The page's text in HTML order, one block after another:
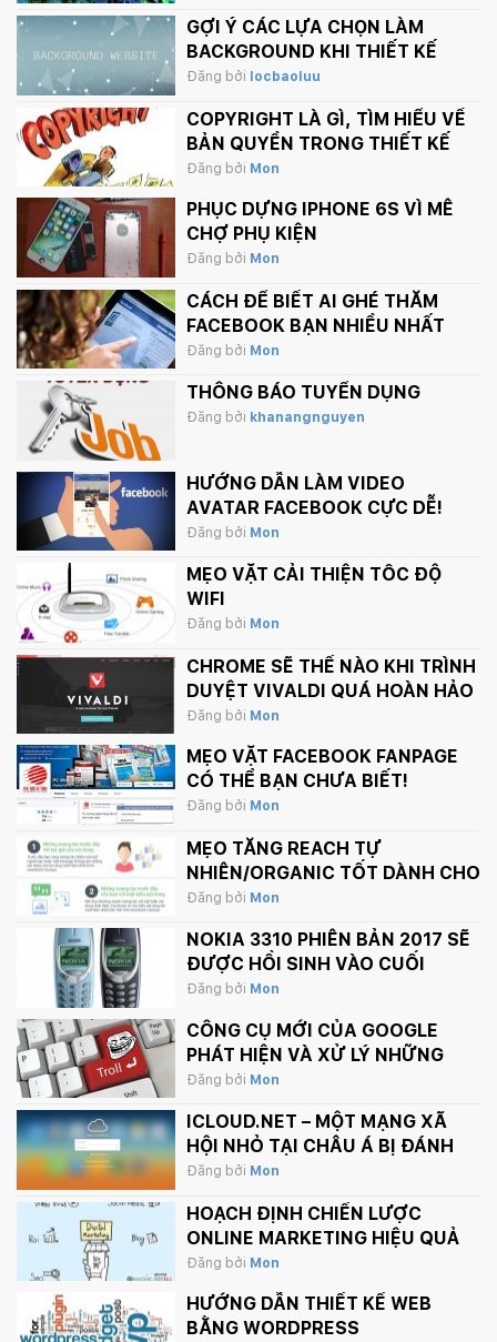
GỢI Ý CÁC LỰA CHỌN LÀM
BACKGROUND KHI THIẾT KẾ
WEBSITE
Đăng bởi locbaoluu
COPYRIGHT LÀ GÌ, TÌM HIỂU VỀ
BẢN QUYỀN TRONG THIẾT KẾ
Đăng bởi Mon
PHỤC DỰNG IPHONE 6S VÌ MÊ
CHỢ PHỤ KIỆN
Đăng bởi Mon
CÁCH ĐỂ BIẾT AI GHÉ THĂM
FACEBOOK BẠN NHIỀU NHẤT
Đăng bởi Mon
THÔNG BÁO TUYỂN DỤNG
Đăng bởi khanangnguyen
HƯỚNG DẪN LÀM VIDEO
AVATAR FACEBOOK CỰC DỄ!
Đăng bởi Mon
MẸO VẶT CẢI THIỆN TỐC ĐỘ
WIFI
Đăng bởi Mon
CHROME SẼ THẾ NÀO KHI TRÌNH
DUYỆT VIVALDI QUÁ HOÀN HẢO
Đăng bởi Mon
MẸO VẶT FACEBOOK FANPAGE
CÓ THỂ BẠN CHƯA BIẾT!
Đăng bởi Mon
MẸO TĂNG REACH TỰ
NHIÊN/ORGANIC TỐT DÀNH CHO
FANPAGE CỦA BẠN
Đăng bởi Mon
NOKIA 3310 PHIÊN BẢN 2017 SẼ
ĐƯỢC HỒI SINH VÀO CUỐI
THÁNG 2 NÀY
Đăng bởi Mon
CÔNG CỤ MỚI CỦA GOOGLE
PHÁT HIỆN VÀ XỬ LÝ NHỮNG
BÌNH LUẬN PHẢN CẢM TRÊN
Đăng bởi Mon
ICLOUD.NET – MỘT MẠNG XÃ
HỘI NHỎ TẠI CHÂU Á BỊ ĐÁNH
SẬP BỞI APPLE.
Đăng bởi Mon
HOẠCH ĐỊNH CHIẾN LƯỢC
ONLINE MARKETING HIỆU QUẢ
Đăng bởi Mon
HƯỚNG DẪN THIẾT KẾ WEB
BẰNG WORDPRESS